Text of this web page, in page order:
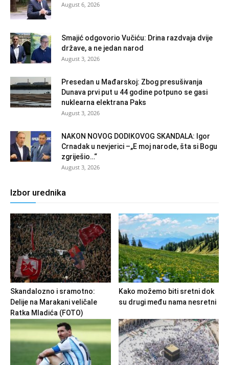
August 6, 2026
Smajić odgovorio Vučiću: Drina razdvaja dvije
države, a ne jedan narod
August 3, 2026
Presedan u Mađarskoj: Zbog presušivanja
Dunava prvi put u 44 godine potpuno se gasi
nuklearna elektrana Paks
August 3, 2026
NAKON NOVOG DODIKOVOG SKANDALA: Igor
Crnadak u nevjerici –„E moj narode, šta si Bogu
zgriješio…“
August 3, 2026
Izbor urednika
Skandalozno i sramotno:
Delije na Marakani veličale
Ratka Mladića (FOTO)
Kako možemo biti sretni dok
su drugi među nama nesretni